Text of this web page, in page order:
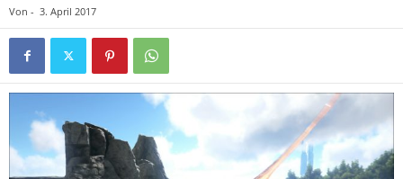
Von - 3. April 2017